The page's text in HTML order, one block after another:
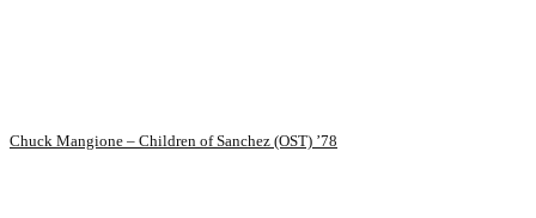
Chuck Mangione – Children of Sanchez (OST) ’78